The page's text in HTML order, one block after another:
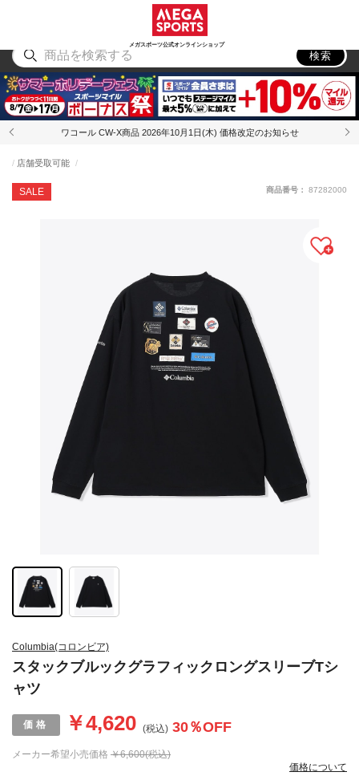
メガスポーツ公式オンラインショップ
アウトドア
検索
ワコール CW-X商品 2026年10月1日(木) 価格改定のお知らせ
Columbia(コロンビア)
スタックブルックグラフィックロングスリーブTシ
ャツ
SALE
店舗受取可能
メーカー希望小売価格 ￥6,600(税込)
￥4,620 (税込) 30％OFF
価格について
商品番号： 87282000